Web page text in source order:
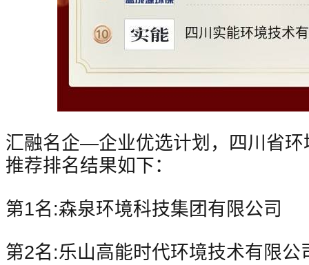
汇融名企—企业优选计划，四川省环
推荐排名结果如下：
第1名:森泉环境科技集团有限公司
第2名:乐山高能时代环境技术有限公